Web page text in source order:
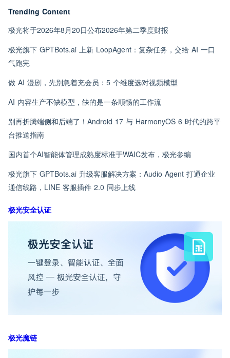
Trending Content
极光将于2026年8月20日公布2026年第二季度财报
极光旗下 GPTBots.ai 上新 LoopAgent：复杂任务，交给 AI 一口
气跑完
做 AI 漫剧，先别急着充会员：5 个维度选对视频模型
AI 内容生产不缺模型，缺的是一条顺畅的工作流
别再折腾端侧和后端了！Android 17 与 HarmonyOS 6 时代的跨平
台推送指南
国内首个AI智能体管理成熟度标准于WAIC发布，极光参编
极光旗下 GPTBots.ai 升级客服解决方案：Audio Agent 打通企业
通信线路，LINE 客服插件 2.0 同步上线
极光安全认证
极光魔链